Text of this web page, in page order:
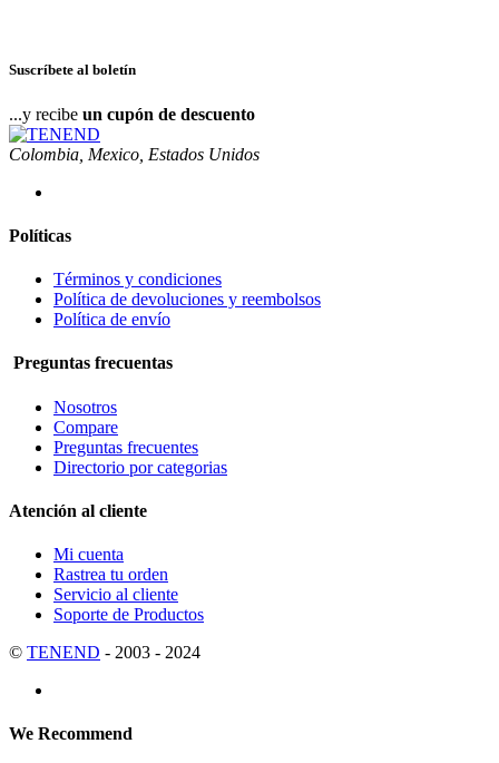
Suscríbete al boletín
...y recibe un cupón de descuento
Colombia, Mexico, Estados Unidos
Políticas
Términos y condiciones
Política de devoluciones y reembolsos
Política de envío
Preguntas frecuentas
Nosotros
Compare
Preguntas frecuentes
Directorio por categorias
Atención al cliente
Mi cuenta
Rastrea tu orden
Servicio al cliente
Soporte de Productos
© TENEND - 2003 - 2024
We Recommend